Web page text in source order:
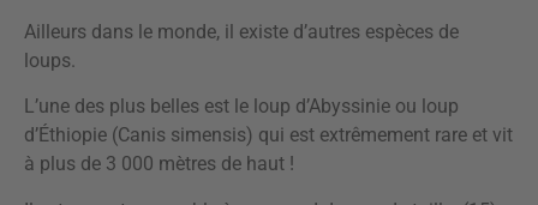
Ailleurs dans le monde, il existe d’autres espèces de
loups.
L’une des plus belles est le loup d’Abyssinie ou loup
d’Éthiopie (Canis simensis) qui est extrêmement rare et vit
à plus de 3 000 mètres de haut !